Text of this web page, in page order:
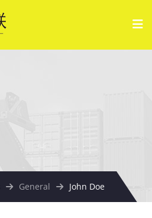
General John Doe